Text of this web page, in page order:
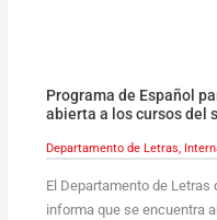
Programa de Español
abierta a los cursos del
Departamento de Letras
El Departamento de
informa que se encuentra